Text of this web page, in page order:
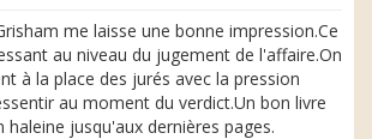
me laisse une bonne impression.Ce
au niveau du jugement de l'affaire.On
à la place des jurés avec la pression
au moment du verdict.Un bon livre
haleine jusqu'aux dernières pages.